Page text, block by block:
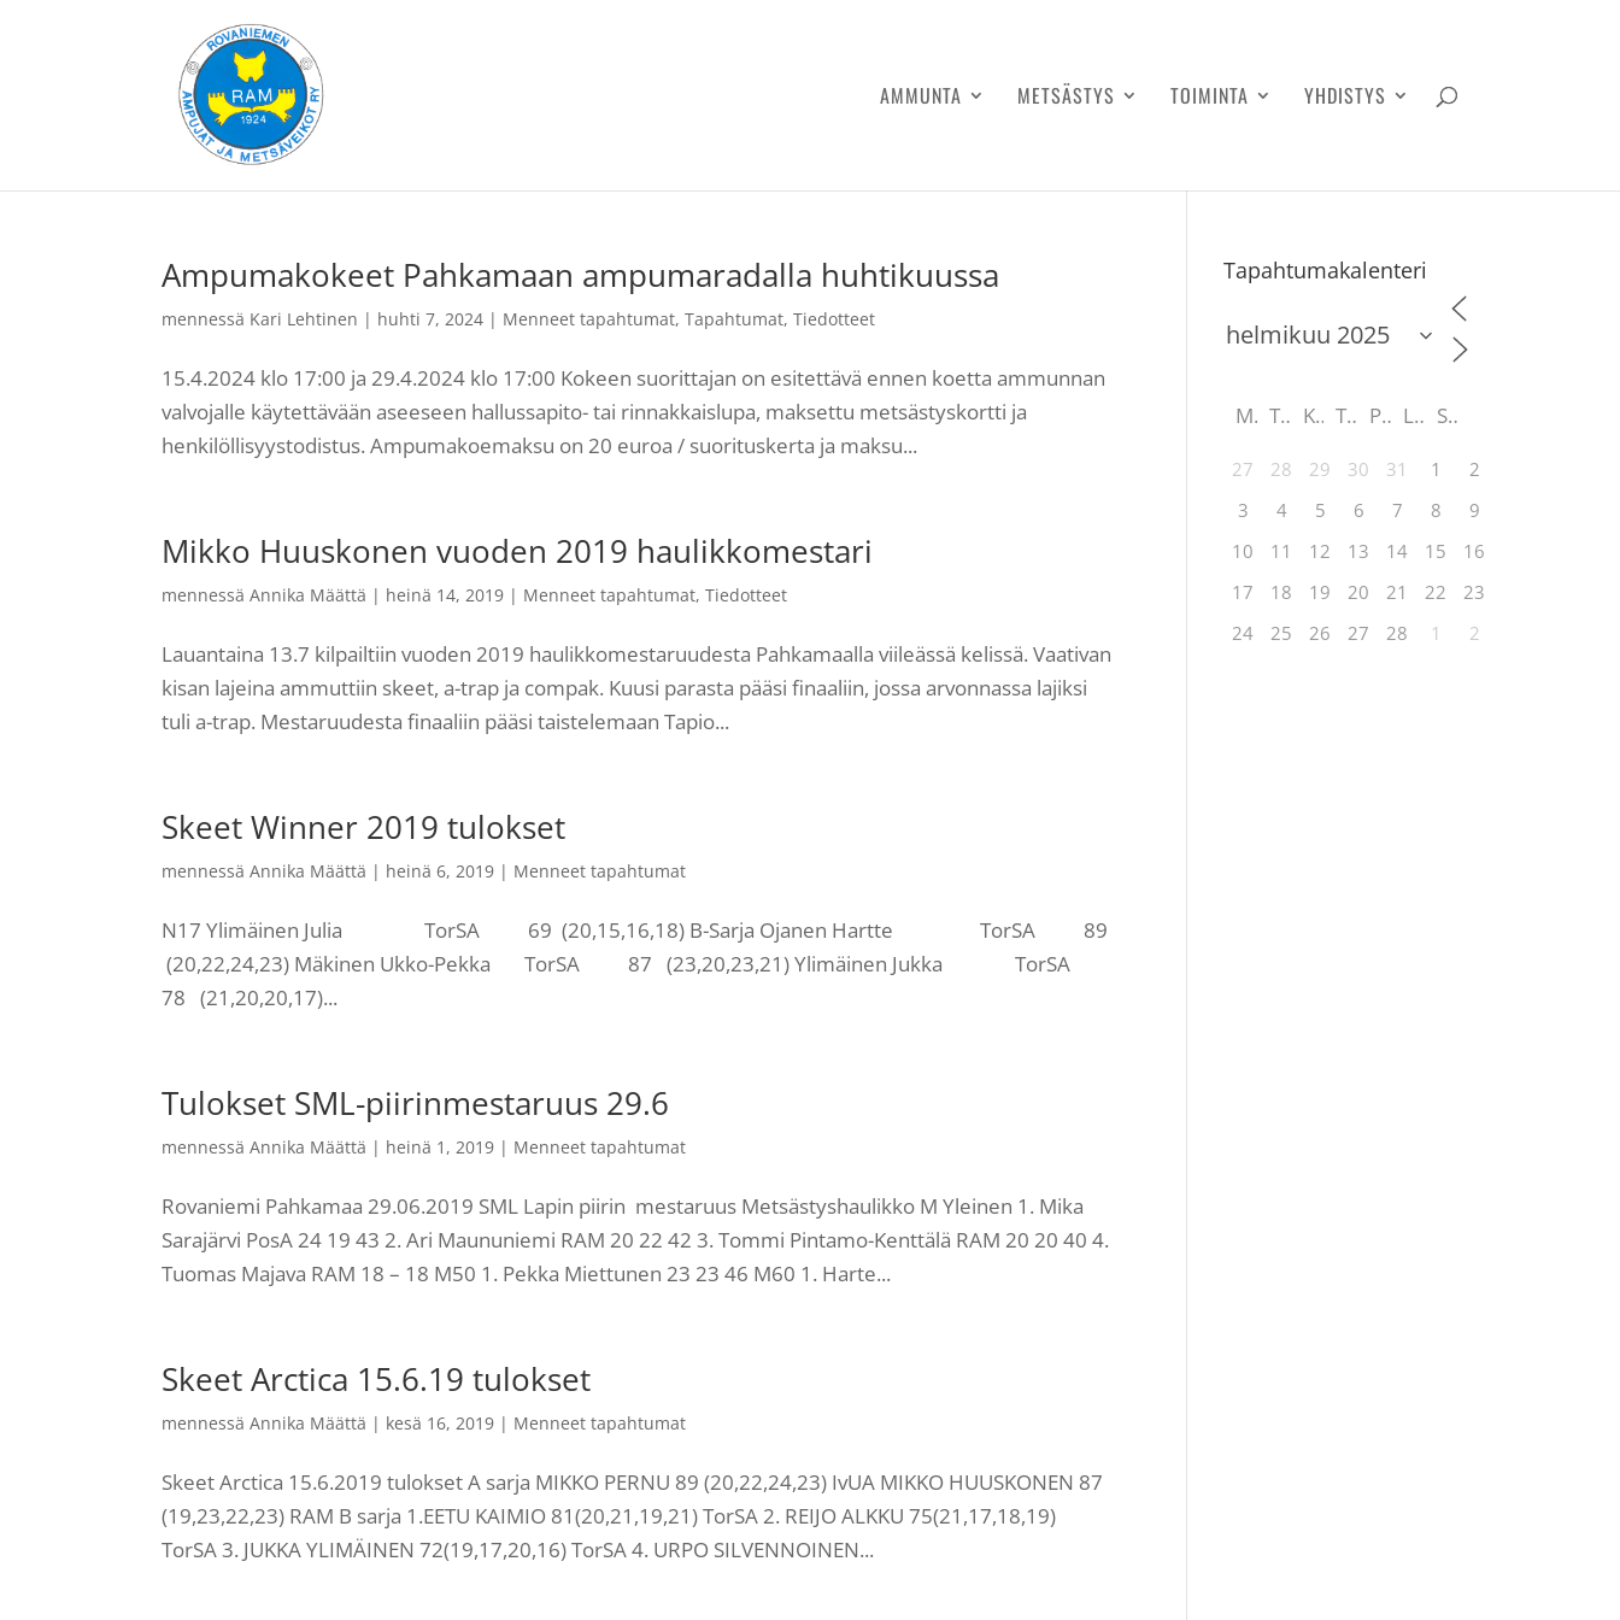
AMMUNTA METSÄSTYS TOIMINTA YHDISTYS
Ampumakokeet Pahkamaan ampumaradalla huhtikuussa
mennessä Kari Lehtinen | huhti 7, 2024 | Menneet tapahtumat,Tapahtumat,Tiedotteet
15.4.2024 klo 17:00 ja 29.4.2024 klo 17:00 Kokeen suorittajan on esitettävä ennen koetta ammunnan
valvojalle käytettävään aseeseen hallussapito- tai rinnakkaislupa, maksettu metsästyskortti ja
henkilöllisyystodistus. Ampumakoemaksu on 20 euroa / suorituskerta ja maksu...
Mikko Huuskonen vuoden 2019 haulikkomestari
mennessäAnnika Määttä | heinä 14, 2019 | Menneet tapahtumat,Tiedotteet
Lauantaina 13.7 kilpailtiin vuoden 2019 haulikkomestaruudesta Pahkamaalla viileässä kelissä. Vaativan
kisan lajeina ammuttiin skeet, a-trap ja compak. Kuusi parasta pääsi finaaliin, jossa arvonnassa lajiksi
tuli a-trap. Mestaruudesta finaaliin pääsi taistelemaan Tapio...
Skeet Winner 2019 tulokset
mennessäAnnika Määttä | heinä 6, 2019 | Menneet tapahtumat
N17 Ylimäinen Julia TorSA 69 (20,15,16,18) B-Sarja Ojanen Hartte TorSA 89
(20,22,24,23) Mäkinen Ukko-Pekka TorSA 87 (23,20,23,21) Ylimäinen Jukka TorSA
78 (21,20,20,17)...
Tulokset SML-piirinmestaruus 29.6
mennessäAnnika Määttä | heinä 1, 2019 | Menneet tapahtumat
Rovaniemi Pahkamaa 29.06.2019 SML Lapin piirin mestaruus Metsästyshaulikko M Yleinen 1. Mika
Sarajärvi PosA 24 19 43 2. Ari Maununiemi RAM 20 22 42 3. Tommi Pintamo-Kenttälä RAM 20 20 40 4.
Tuomas Majava RAM 18 – 18 M50 1. Pekka Miettunen 23 23 46 M60 1. Harte...
Skeet Arctica 15.6.19 tulokset
mennessäAnnika Määttä | kesä 16, 2019 | Menneet tapahtumat
Skeet Arctica 15.6.2019 tulokset A sarja MIKKO PERNU 89 (20,22,24,23) IvUA MIKKO HUUSKONEN 87
(19,23,22,23) RAM B sarja 1.EETU KAIMIO 81(20,21,19,21) TorSA 2. REIJO ALKKU 75(21,17,18,19)
TorSA 3. JUKKA YLIMÄINEN 72(19,17,20,16) TorSA 4. URPO SILVENNOINEN...
Tapahtumakalenteri
M T K T P L S
27 28 29 30 31 1
2
3
4 5 6 7 8
9
10
11 12 13 14 15
16
17
18 19 20 21 22
23
24
25 26 27 28 1 2